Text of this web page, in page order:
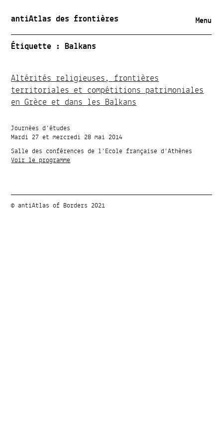
antiAtlas des frontières Menu
Étiquette :Balkans
Altérités religieuses, frontières
territoriales et compétitions patrimoniales
en Grèce et dans les Balkans
Journées d’études
Mardi 27 et mercredi 28 mai 2014
Salle des conférences de l’Ecole française d’Athènes
Voir le programme
© antiAtlas of Borders 2021